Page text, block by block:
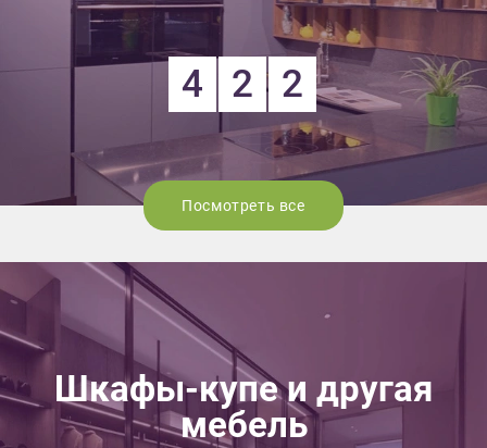
4 2 2
Посмотреть все
Шкафы-купе и другая
мебель